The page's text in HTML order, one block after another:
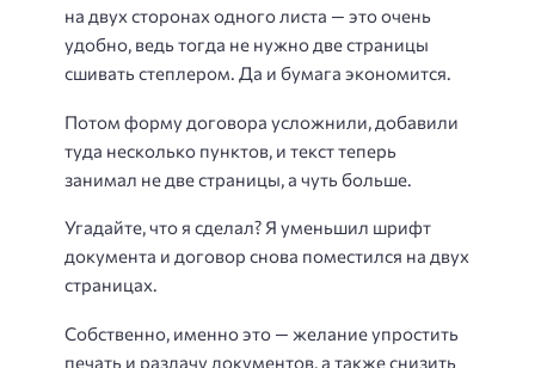
на двух сторонах одного листа — это очень
удобно, ведь тогда не нужно две страницы
сшивать степлером. Да и бумага экономится.
Потом форму договора усложнили, добавили
туда несколько пунктов, и текст теперь
занимал не две страницы, а чуть больше.
Угадайте, что я сделал? Я уменьшил шрифт
документа и договор снова поместился на двух
страницах.
Собственно, именно это — желание упростить
печать и раздачу документов, а также снизить